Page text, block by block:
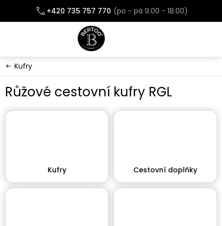
obsah
+420 735 757 770
Kufry
Růžové cestovní kufry RGL
Kufry Cestovní doplňky